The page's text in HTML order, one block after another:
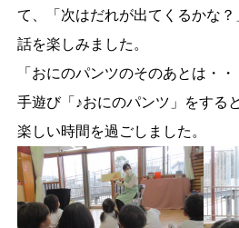
て、「次はだれが出てくるかな
話を楽しみました。
「おにのパンツのそのあとは・
手遊び「♪おにのパンツ」をする
楽しい時間を過ごしました。